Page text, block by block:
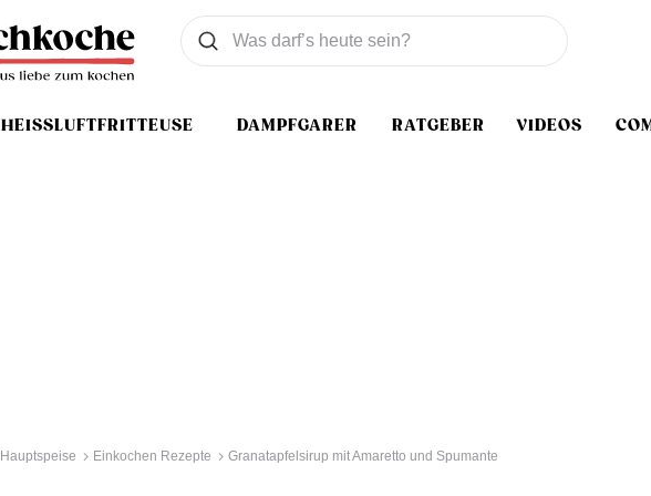
HEISSLUFTFRITTEUSE DAMPFGARER RATGEBER VIDEOS
Was wollen Sie suchen
Suchen
Hauptspeise Einkochen Rezepte Granatapfelsirup mit Amaretto und Spumante